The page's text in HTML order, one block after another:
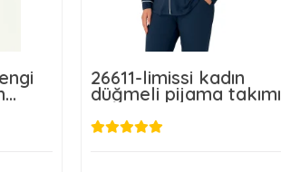
26611-limissi kadın
düğmeli pijama takımı
48,00 USD